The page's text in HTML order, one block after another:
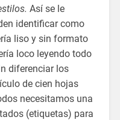
Así se le
identificar como
liso y sin formato
loco leyendo todo
diferenciar los
de cien hojas
necesitamos una
(etiquetas) para